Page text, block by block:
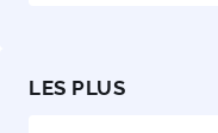
LES PLUS